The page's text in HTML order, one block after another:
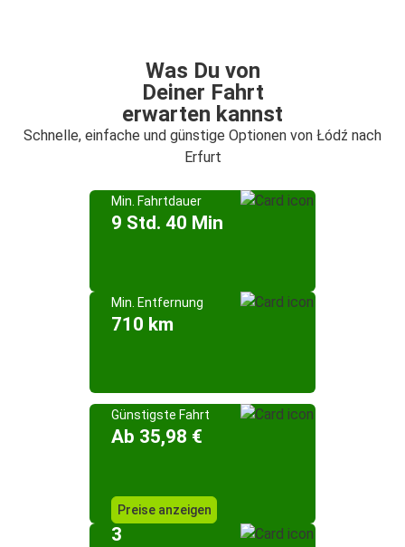
Was Du von
Deiner Fahrt
erwarten kannst
Schnelle, einfache und günstige Optionen von Łódź nach
Erfurt
Min. Fahrtdauer
9 Std. 40 Min
Min. Entfernung
710 km
Günstigste Fahrt
Ab 35,98 €
Preise anzeigen
3